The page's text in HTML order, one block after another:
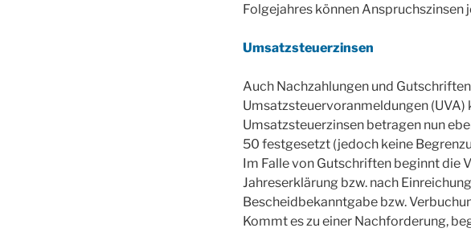
Folgejahres können
Umsatzsteuerzinsen
Auch Nachzahlungen und
Umsatzsteuervoranmeldungen (UVA)
Umsatzsteuerzinsen betragen nun
50 festgesetzt (jedoch keine
Im Falle von Gutschriften beginnt die
Jahreserklärung bzw. nach
Bescheidbekanntgabe bzw.
Kommt es zu einer Nachforderung,